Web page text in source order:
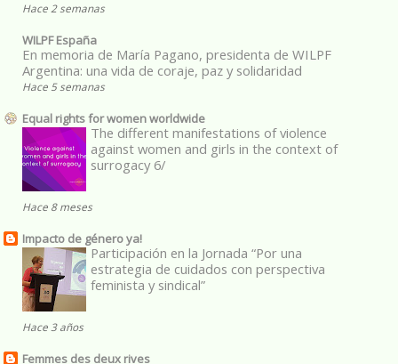
Hace 2 semanas
WILPF España
En memoria de María Pagano, presidenta de WILPF
Argentina: una vida de coraje, paz y solidaridad
Hace 5 semanas
Equal rights for women worldwide
The different manifestations of violence
against women and girls in the context of
surrogacy 6/
Hace 8 meses
Impacto de género ya!
Participación en la Jornada “Por una
estrategia de cuidados con perspectiva
feminista y sindical”
Hace 3 años
Femmes des deux rives